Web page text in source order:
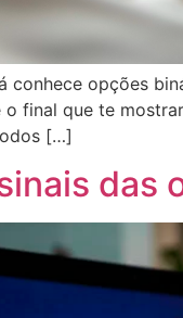
conhece opções
final que te
[…]
das